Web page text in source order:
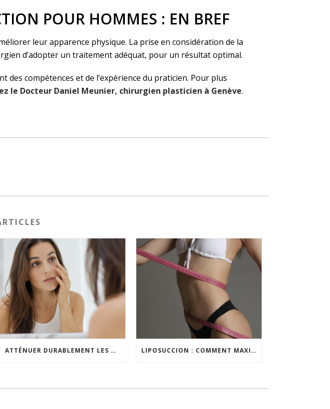
POUR HOMMES : EN BREF
leur apparence physique. La prise en considération de la
d’adopter un traitement adéquat, pour un résultat optimal.
compétences et de l’expérience du praticien. Pour plus
le Docteur Daniel Meunier, chirurgien plasticien à Genève.
ATTÉNUER DURABLEMENT LES CERNES ET LES POCHES SOUS LES YEUX LIPOSUCCION : COMMENT MAXIMISER SES RÉSULTATS ?